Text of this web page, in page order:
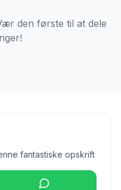
den første til at dele
fantastiske opskrift